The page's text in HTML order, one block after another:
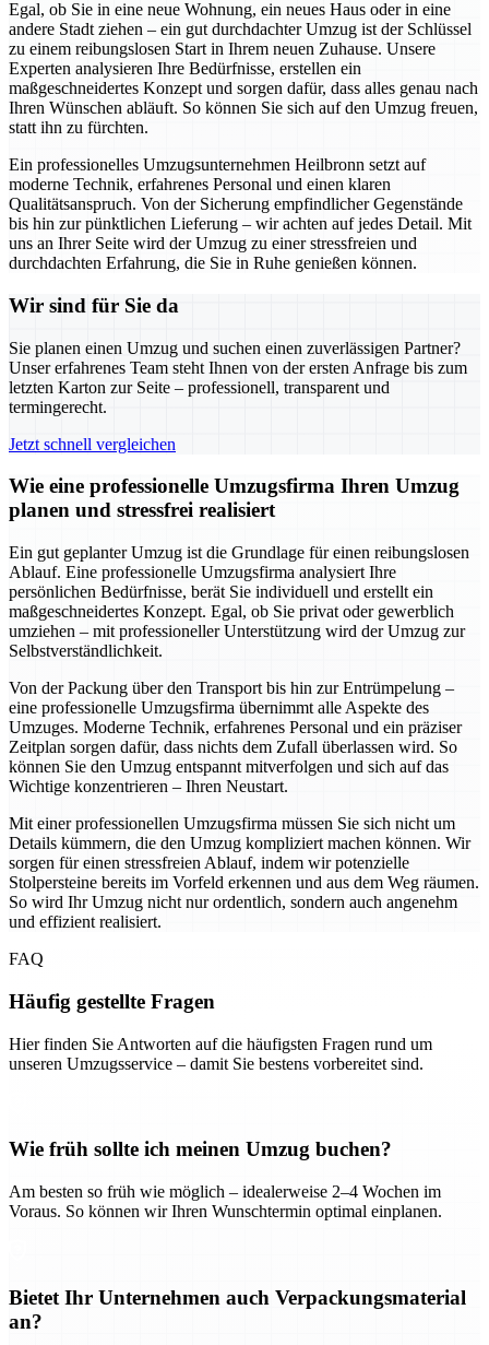
Egal, ob Sie in eine neue Wohnung, ein neues Haus oder in eine
andere Stadt ziehen – ein gut durchdachter Umzug ist der Schlüssel
zu einem reibungslosen Start in Ihrem neuen Zuhause. Unsere
Experten analysieren Ihre Bedürfnisse, erstellen ein
maßgeschneidertes Konzept und sorgen dafür, dass alles genau nach
Ihren Wünschen abläuft. So können Sie sich auf den Umzug freuen,
statt ihn zu fürchten.
Ein professionelles Umzugsunternehmen Heilbronn setzt auf
moderne Technik, erfahrenes Personal und einen klaren
Qualitätsanspruch. Von der Sicherung empfindlicher Gegenstände
bis hin zur pünktlichen Lieferung – wir achten auf jedes Detail. Mit
uns an Ihrer Seite wird der Umzug zu einer stressfreien und
durchdachten Erfahrung, die Sie in Ruhe genießen können.
Wir sind für Sie da
Sie planen einen Umzug und suchen einen zuverlässigen Partner?
Unser erfahrenes Team steht Ihnen von der ersten Anfrage bis zum
letzten Karton zur Seite – professionell, transparent und
termingerecht.
Jetzt schnell vergleichen
Wie eine professionelle Umzugsfirma Ihren Umzug
planen und stressfrei realisiert
Ein gut geplanter Umzug ist die Grundlage für einen reibungslosen
Ablauf. Eine professionelle Umzugsfirma analysiert Ihre
persönlichen Bedürfnisse, berät Sie individuell und erstellt ein
maßgeschneidertes Konzept. Egal, ob Sie privat oder gewerblich
umziehen – mit professioneller Unterstützung wird der Umzug zur
Selbstverständlichkeit.
Von der Packung über den Transport bis hin zur Entrümpelung –
eine professionelle Umzugsfirma übernimmt alle Aspekte des
Umzuges. Moderne Technik, erfahrenes Personal und ein präziser
Zeitplan sorgen dafür, dass nichts dem Zufall überlassen wird. So
können Sie den Umzug entspannt mitverfolgen und sich auf das
Wichtige konzentrieren – Ihren Neustart.
Mit einer professionellen Umzugsfirma müssen Sie sich nicht um
Details kümmern, die den Umzug kompliziert machen können. Wir
sorgen für einen stressfreien Ablauf, indem wir potenzielle
Stolpersteine bereits im Vorfeld erkennen und aus dem Weg räumen.
So wird Ihr Umzug nicht nur ordentlich, sondern auch angenehm
und effizient realisiert.
FAQ
Häufig gestellte Fragen
Hier finden Sie Antworten auf die häufigsten Fragen rund um
unseren Umzugsservice – damit Sie bestens vorbereitet sind.
Wie früh sollte ich meinen Umzug buchen?
Am besten so früh wie möglich – idealerweise 2–4 Wochen im
Voraus. So können wir Ihren Wunschtermin optimal einplanen.
Bietet Ihr Unternehmen auch Verpackungsmaterial
an?